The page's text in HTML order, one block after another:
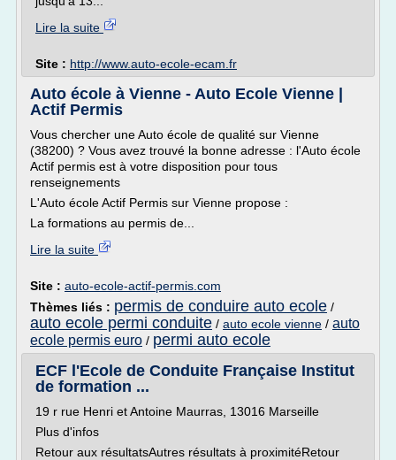
Lire la suite
Site : http://www.auto-ecole-ecam.fr
Auto école à Vienne - Auto Ecole Vienne |
Actif Permis
Vous chercher une Auto école de qualité sur Vienne
(38200) ? Vous avez trouvé la bonne adresse : l'Auto école
Actif permis est à votre disposition pour tous
renseignements
L'Auto école Actif Permis sur Vienne propose :
La formations au permis de...
Lire la suite
Site : auto-ecole-actif-permis.com
Thèmes liés : permis de conduire auto ecole /
auto ecole permi conduite / auto ecole vienne / auto
ecole permis euro / permi auto ecole
ECF l'Ecole de Conduite Française Institut
de formation ...
19 r rue Henri et Antoine Maurras, 13016 Marseille
Plus d'infos
Retour aux résultatsAutres résultats à proximitéRetour